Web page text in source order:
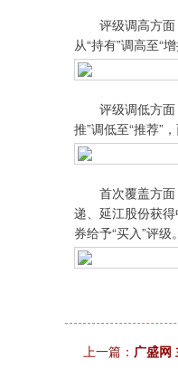
评级调高方面
从“持有”调高至“
评级调低方面
推”调低至“推荐”
首次覆盖方面
递、延江股份获
券给予“买入”评级。
上一篇： 广盛网